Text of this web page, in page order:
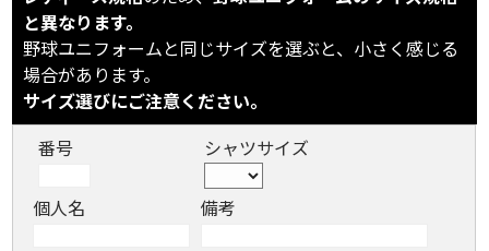
と異なります。
野球ユニフォームと同じサイズを選ぶと、小さく感じる
場合があります。
サイズ選びにご注意ください。
番号
シャツサイズ
個人名 備考